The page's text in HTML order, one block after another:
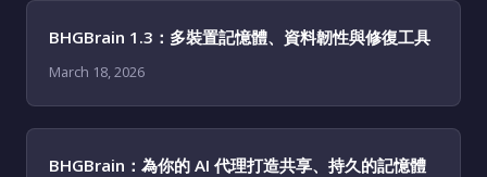
BHGBrain 1.3：多裝置記憶體、資料韌性與修復工具
March 18, 2026
BHGBrain：為你的 AI 代理打造共享、持久的記憶體